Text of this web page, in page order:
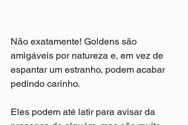
Não exatamente! Goldens são
amigáveis por natureza e, em vez de
espantar um estranho, podem acabar
pedindo carinho.
Eles podem até latir para avisar da